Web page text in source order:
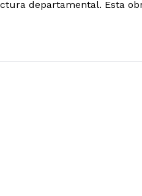
departamental. Esta